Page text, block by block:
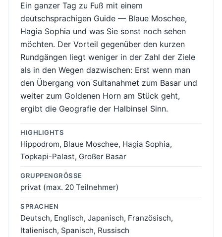
Ein ganzer Tag zu Fuß mit einem
deutschsprachigen Guide — Blaue Moschee,
Hagia Sophia und was Sie sonst noch sehen
möchten. Der Vorteil gegenüber den kurzen
Rundgängen liegt weniger in der Zahl der Ziele
als in den Wegen dazwischen: Erst wenn man
den Übergang von Sultanahmet zum Basar und
weiter zum Goldenen Horn am Stück geht,
ergibt die Geografie der Halbinsel Sinn.
HIGHLIGHTS
Hippodrom, Blaue Moschee, Hagia Sophia,
Topkapi-Palast, Großer Basar
GRUPPENGRÖSSE
privat (max. 20 Teilnehmer)
SPRACHEN
Deutsch, Englisch, Japanisch, Französisch,
Italienisch, Spanisch, Russisch